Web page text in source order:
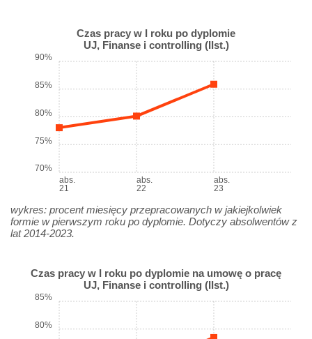
Czas pracy w I roku po dyplomie
UJ, Finanse i controlling (IIst.)
abs.
21
abs.
22
abs.
23
70%
75%
80%
85%
90%
wykres: procent miesięcy przepracowanych w jakiejkolwiek
formie w pierwszym roku po dyplomie. Dotyczy absolwentów z
lat 2014-2023.
Czas pracy w I roku po dyplomie na umowę o pracę
UJ, Finanse i controlling (IIst.)
80%
85%